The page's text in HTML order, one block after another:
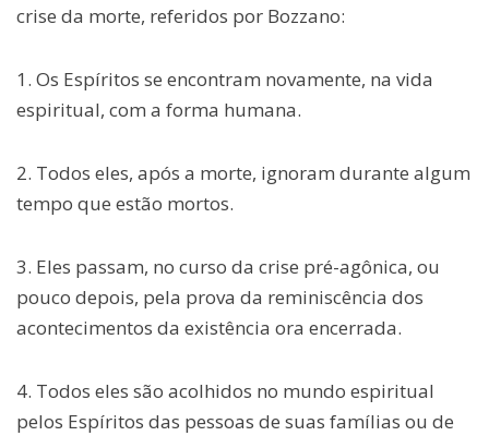
crise da morte, referidos por Bozzano:
1. Os Espíritos se encontram novamente, na vida
espiritual, com a forma humana.
2. Todos eles, após a morte, ignoram durante algum
tempo que estão mortos.
3. Eles passam, no curso da crise pré-agônica, ou
pouco depois, pela prova da reminiscência dos
acontecimentos da existência ora encerrada.
4. Todos eles são acolhidos no mundo espiritual
pelos Espíritos das pessoas de suas famílias ou de